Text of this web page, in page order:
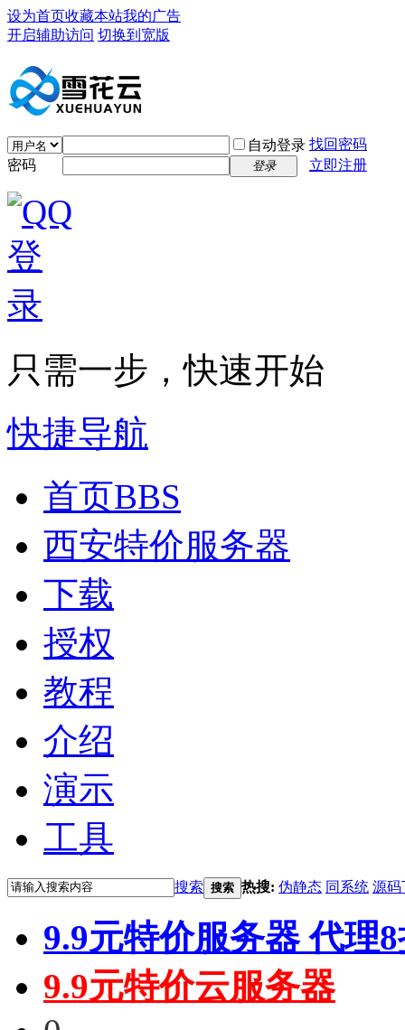
设为首页收藏本站我的广告
开启辅助访问 切换到宽版
自动登录 找回密码
密码
登录 立即注册
只需一步，快速开始
快捷导航
首页BBS
西安特价服务器
下载
授权
教程
介绍
演示
工具
搜索 搜索 热搜: 伪静态 同系统 源码
9.9元特价服务器 代理
9.9元特价云服务器